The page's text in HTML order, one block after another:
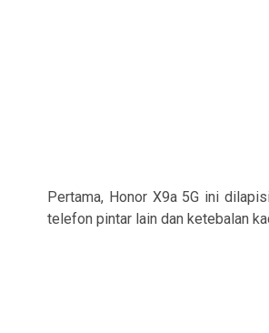
Pertama, Honor X9a 5G ini
telefon pintar lain dan ketebalan